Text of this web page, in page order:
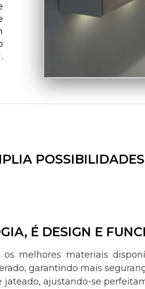
É DESIGN E
melhores materiais
garantindo mais
ajustando-se